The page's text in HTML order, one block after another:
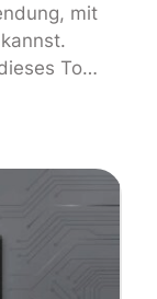
mit
Tool
fehlen
geteilt
Was ist